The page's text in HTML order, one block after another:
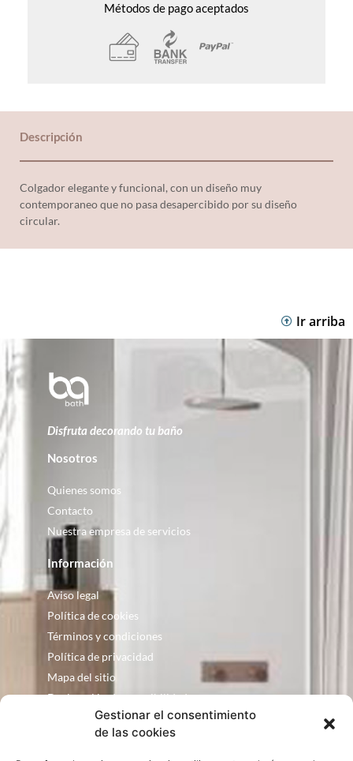
Gestionar el consentimiento
de las cookies
Métodos de pago aceptados
Descripción
Colgador elegante y funcional, con un diseño muy
contemporaneo que no pasa desapercibido por su diseño
circular.
Ir arriba
Disfruta decorando tu baño
Nosotros
Quienes somos
Contacto
Nuestra empresa de servicios
Información
Aviso legal
Política de cookies
Términos y condiciones
Política de privacidad
Mapa del sitio
Declaración de accesibilidad
Contacto